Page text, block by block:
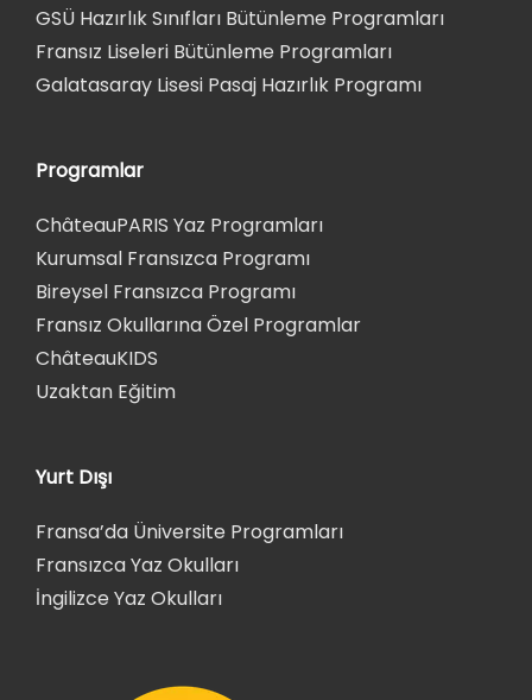
GSÜ Hazırlık Sınıfları Bütünleme Programları
Fransız Liseleri Bütünleme Programları
Galatasaray Lisesi Pasaj Hazırlık Programı
Programlar
ChâteauPARIS Yaz Programları
Kurumsal Fransızca Programı
Bireysel Fransızca Programı
Fransız Okullarına Özel Programlar
ChâteauKIDS
Uzaktan Eğitim
Yurt Dışı
Fransa’da Üniversite Programları
Fransızca Yaz Okulları
İngilizce Yaz Okulları